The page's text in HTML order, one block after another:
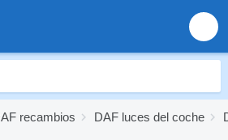
recambios DAF luces del coche